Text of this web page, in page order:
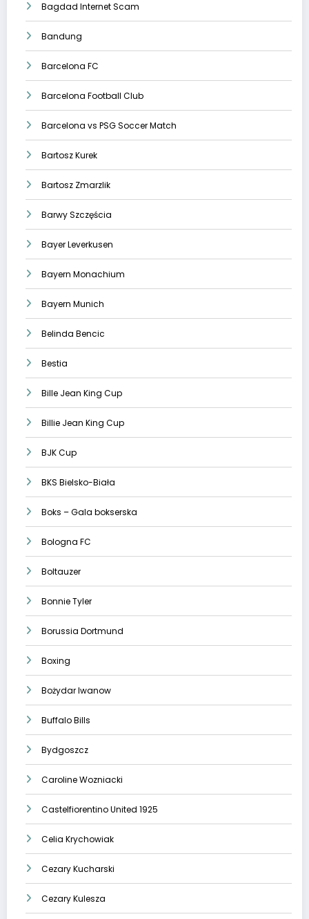
Bagdad Internet Scam
Bandung
Barcelona FC
Barcelona Football Club
Barcelona vs PSG Soccer Match
Bartosz Kurek
Bartosz Zmarzlik
Barwy Szczęścia
Bayer Leverkusen
Bayern Monachium
Bayern Munich
Belinda Bencic
Bestia
Bille Jean King Cup
Billie Jean King Cup
BJK Cup
BKS Bielsko-Biała
Boks – Gala bokserska
Bologna FC
Boltauzer
Bonnie Tyler
Borussia Dortmund
Boxing
Bożydar Iwanow
Buffalo Bills
Bydgoszcz
Caroline Wozniacki
Castelfiorentino United 1925
Celia Krychowiak
Cezary Kucharski
Cezary Kulesza